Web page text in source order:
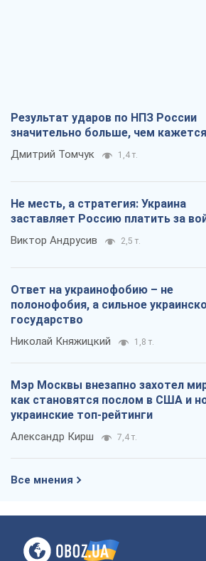
Результат ударов по НПЗ России
значительно больше, чем кажется
Дмитрий Томчук 1,4 т.
Не месть, а стратегия: Украина
заставляет Россию платить за
Виктор Андрусив 2,5 т.
Ответ на украинофобию – не
полонофобия, а сильное
государство
Николай Княжицкий 1,8 т.
Мэр Москвы внезапно захотел
как становятся послом в США и
украинские топ-рейтинги
Александр Кирш 7,4 т.
Все мнения